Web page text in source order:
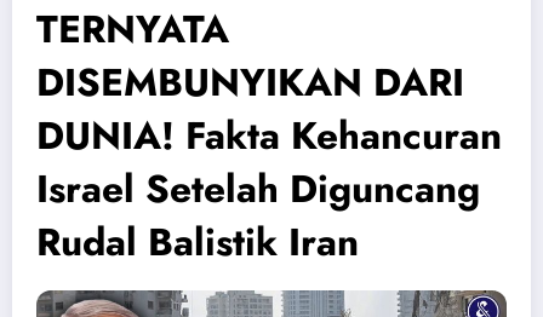
TERNYATA
DISEMBUNYIKAN DARI
DUNIA! Fakta Kehancuran
Israel Setelah Diguncang
Rudal Balistik Iran